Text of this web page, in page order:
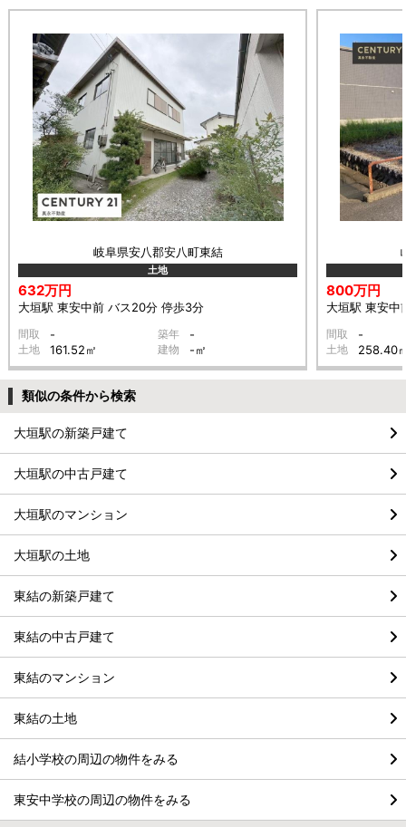
岐阜県安八郡安八町東結
土地
632万円
大垣駅 東安中前 バス20分 停歩3分
間取 - 築年 -
土地 161.52㎡ 建物 -㎡
800万円
大垣駅 東安中
間取 -
土地 258.40
類似の条件から検索
大垣駅の新築戸建て
大垣駅の中古戸建て
大垣駅のマンション
大垣駅の土地
東結の新築戸建て
東結の中古戸建て
東結のマンション
東結の土地
結小学校の周辺の物件をみる
東安中学校の周辺の物件をみる